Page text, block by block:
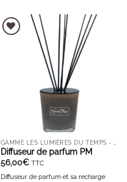
AJOUTER À LA LISTE D'ENVIES
Diffuseur de parfum PM
56,00€ TTC
Diffuseur de parfum et sa recharge